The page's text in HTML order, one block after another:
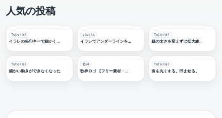
人気の投稿
Tutorial
イラレの矢印キーで細かく移動する
shorts
イラレでアンダーラインを引く
Tutorial
線の太さを変えずに拡大縮小する
Tutorial
細かい動きができなくなった
歌枠
歌枠ロゴ 【フリー素材・サムネ素材】
Tutorial
角を丸くする。凹ませる。